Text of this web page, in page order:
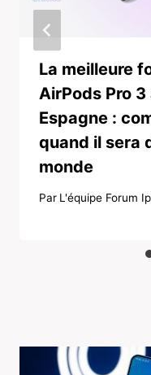
La meilleure
AirPods Pro
Espagne :
quand il sera
monde
Par L'équipe Forum